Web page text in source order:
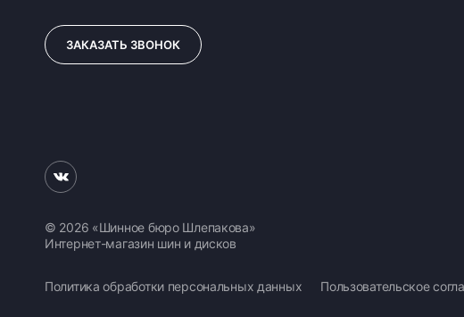
ЗАКАЗАТЬ ЗВОНОК
© 2026 «Шинное бюро Шлепакова»
Интернет-магазин шин и дисков
Политика обработки персональных данных Пользовательское